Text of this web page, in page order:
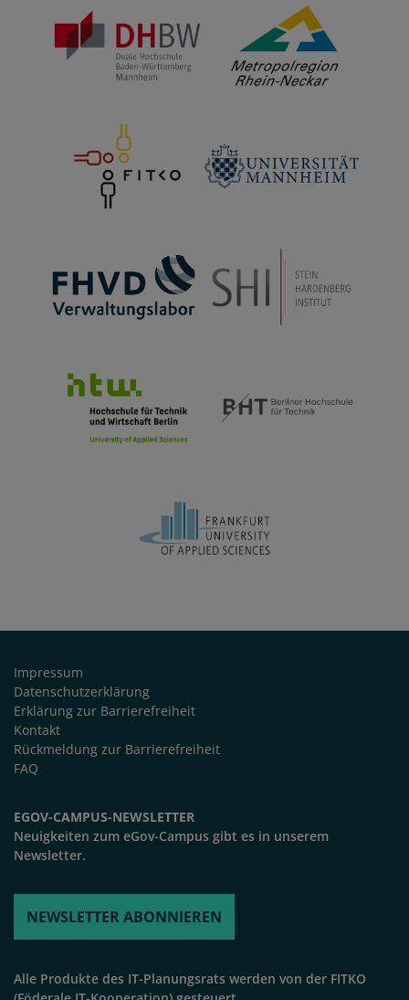
FUSSZEILE
Impressum
Datenschutzerklärung
Erklärung zur Barrierefreiheit
Kontakt
Rückmeldung zur Barrierefreiheit
FAQ
EGOV-CAMPUS-NEWSLETTER
Neuigkeiten zum eGov-Campus gibt es in unserem
Newsletter.
NEWSLETTER ABONNIEREN
Alle Produkte des IT-Planungsrats werden von der FITKO